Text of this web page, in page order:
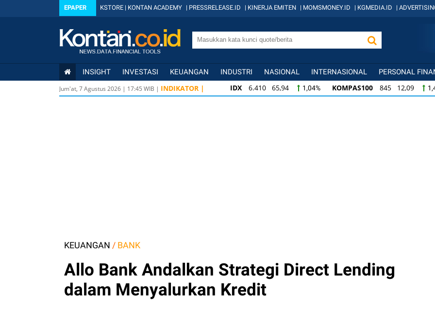
EPAPER KSTORE | KONTAN ACADEMY | PRESSRELEASE.ID | KINERJA EMITEN | MOMSMONEY.ID | KGMEDIA.ID |
INSIGHT INVESTASI KEUANGAN INDUSTRI NASIONAL INTERNASIONAL PERSONAL
Jum'at, 7 Agustus 2026 | 17:45 WIB | INDIKATOR | IDX 6.410 65,94 1,04% KOMPAS100 845 12,09
KOMPAS100
845 12,09 1,45% LQ45 640 9,44
KEUANGAN / BANK
Allo Bank Andalkan Strategi Direct Lending
dalam Menyalurkan Kredit